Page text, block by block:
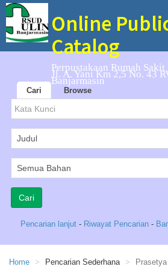
Online
Catalog
Perpustakaan Rumah
Jl. A. Yani Km 2,5 No. 43
Banjarmasin
Cari Browse
Pencarian lanjut - Riwayat Pencarian -
Home Pencarian Sederhana